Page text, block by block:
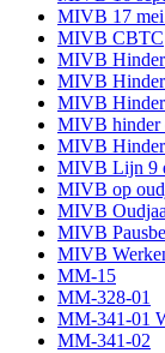
MIVB 17
MIVB CBTC
MIVB Hinder
MIVB Hinder
MIVB Hinder
MIVB hinder
MIVB Hinder
MIVB Lijn 9
MIVB op
MIVB
MIVB
MIVB
MM-15
MM-328-01
MM-341-01
MM-341-02